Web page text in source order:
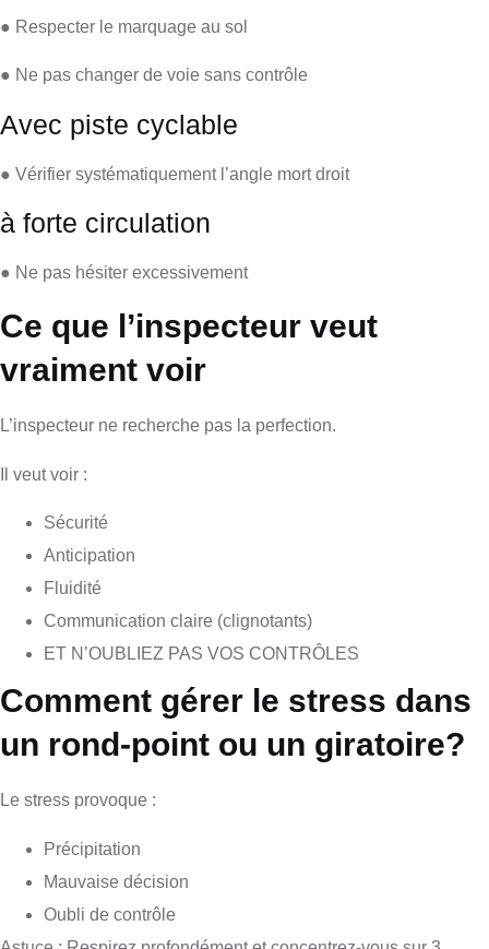
● Respecter le marquage au sol
● Ne pas changer de voie sans contrôle
Avec piste cyclable
● Vérifier systématiquement l’angle mort droit
à forte circulation
● Ne pas hésiter excessivement
Ce que l’inspecteur veut
vraiment voir
L’inspecteur ne recherche pas la perfection.
Il veut voir :
Sécurité
Anticipation
Fluidité
Communication claire (clignotants)
ET N’OUBLIEZ PAS VOS CONTRÔLES
Comment gérer le stress dans
un rond-point ou un giratoire?
Le stress provoque :
Précipitation
Mauvaise décision
Oubli de contrôle